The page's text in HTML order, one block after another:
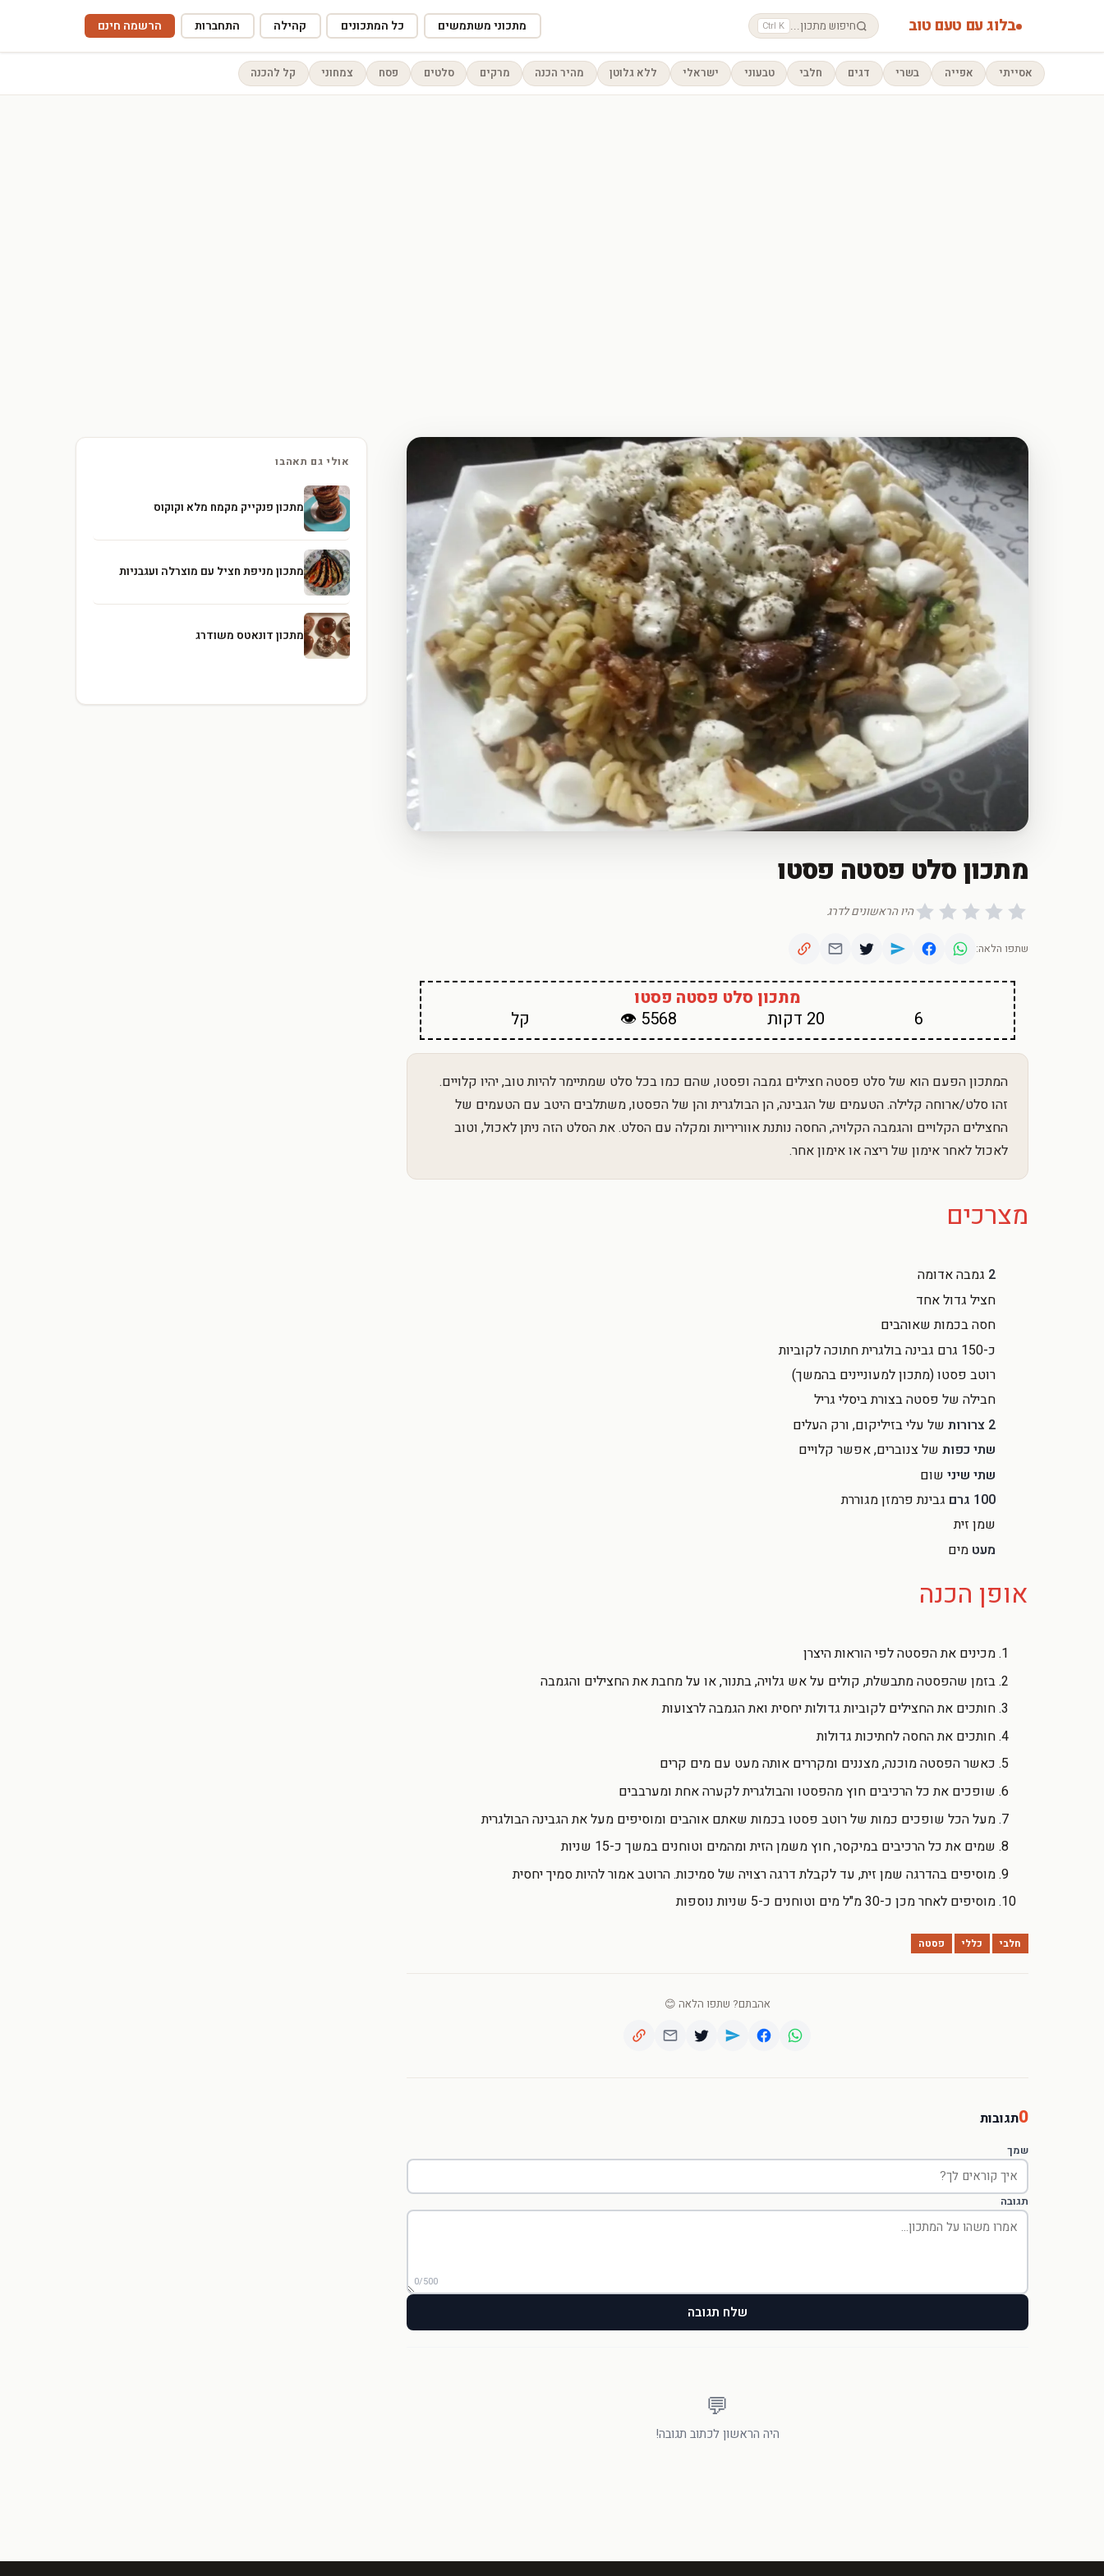
בלוג עם טעם טוב חיפוש מתכון... Ctrl K מתכוני משתמשים כל המתכונים קהילה התחברות הרשמה חינם
אסייתי אפייה בשרי דגים חלבי טבעוני ישראלי ללא גלוטן מהיר הכנה מרקים סלטים פסח צמחוני קל להכנה
מתכון סלט פסטה פסטו
היו הראשונים לדרג
שתפו הלאה:
מתכון סלט פסטה פסטו
6
20 דקות 5568 👁 קל
המתכון הפעם הוא של סלט פסטה חצילים גמבה ופסטו, שהם כמו בכל סלט שמתיימר להיות טוב, יהיו קלויים.
זהו סלט/ארוחה קלילה. הטעמים של הגבינה, הן הבולגרית והן של הפסטו, משתלבים היטב עם הטעמים של
החצילים הקלויים והגמבה הקלויה, החסה נותנת אווריריות ומקלה עם הסלט. את הסלט הזה ניתן לאכול, וטוב
לאכול לאחר אימון של ריצה או אימון אחר.
מצרכים
2 גמבה אדומה
חציל גדול אחד
חסה בכמות שאוהבים
כ-150 גרם גבינה בולגרית חתוכה לקוביות
רוטב פסטו (מתכון למעוניינים בהמשך)
חבילה של פסטה בצורת ביסלי גריל
2 צרורות
של עלי בזיליקום, ורק העלים
שתי כפות של צנוברים, אפשר קלויים
שתי שיני שום
100 גרם
גבינת פרמזן מגוררת
שמן זית
מעט מים
אופן הכנה
מכינים את הפסטה לפי הוראות היצרן
בזמן שהפסטה מתבשלת, קולים על אש גלויה, בתנור, או על מחבת את החצילים והגמבה
חותכים את החצילים לקוביות גדולות יחסית ואת הגמבה לרצועות
חותכים את החסה לחתיכות גדולות
כאשר הפסטה מוכנה, מצננים ומקררים אותה מעט עם מים קרים
שופכים את כל הרכיבים חוץ מהפסטו והבולגרית לקערה אחת ומערבבים
מעל הכל שופכים כמות של רוטב פסטו בכמות שאתם אוהבים ומוסיפים מעל את הגבינה הבולגרית
שמים את כל הרכיבים במיקסר, חוץ משמן הזית ומהמים וטוחנים במשך כ-15 שניות
מוסיפים בהדרגה שמן זית, עד לקבלת דרגה רצויה של סמיכות. הרוטב אמור להיות סמיך יחסית
מוסיפים לאחר מכן כ-30 מ"ל מים וטוחנים כ-5 שניות נוספות
חלבי כללי פסטה
אהבתם? שתפו הלאה 😊
0תגובות
שמך
תגובה
0/500
שלח תגובה
💬
היה הראשון לכתוב תגובה!
אולי גם תאהבו
מתכון פנקייק מקמח מלא וקוקוס
מתכון מניפת חציל עם מוצרלה ועגבניות
מתכון דונאטס משודרג